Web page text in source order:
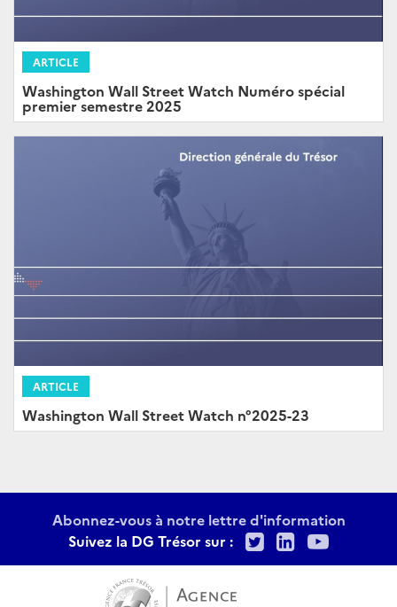
ARTICLE
Washington Wall Street Watch Numéro spécial
premier semestre 2025
ARTICLE
Washington Wall Street Watch n°2025-23
Abonnez-vous à notre lettre d'information
Suivez la DG Trésor sur :
TwitterLinkedIn